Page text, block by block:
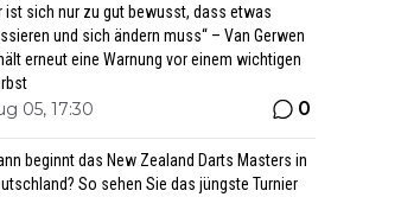
ist sich nur zu gut bewusst, dass etwas
und sich ändern muss“ – Van Gerwen
erneut eine Warnung vor einem wichtigen
05, 17:30 0
beginnt das New Zealand Darts Masters in
So sehen Sie das jüngste Turnier